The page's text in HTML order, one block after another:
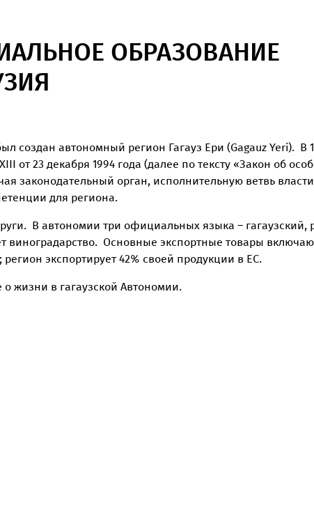
OБРАЗОВАНИЕ
создан автономный регион Гагауз Ери (Gagauz Yeri). В
23 декабря 1994 года (далее по тексту «Закон об
законодательный орган, исполнительную ветвь
для региона.
В автономии три официальных языка – гагаузский,
виноградарство. Основные экспортные товары
экспортирует 42% своей продукции в ЕС.
жизни в гагаузской Автономии.